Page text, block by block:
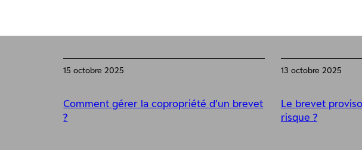
15 octobre 2025
Comment gérer la copropriété d’un brevet
?
13 octobre 2025
Le brevet
risque ?